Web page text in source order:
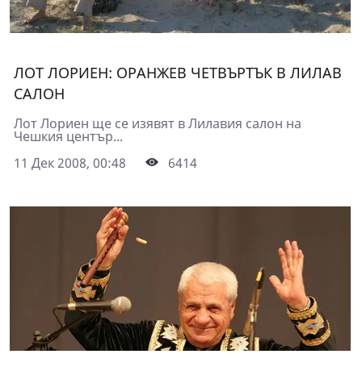
ЛОТ ЛОРИЕН: ОРАНЖЕВ ЧЕТВЪРТЪК В ЛИЛАВ
САЛОН
Лот Лориен ще се изявят в Лилавия салон на
Чешкия център...
11 Дек 2008, 00:48
6414